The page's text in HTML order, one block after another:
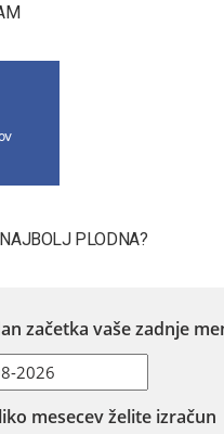
PLODNA?
začetka vaše zadnje
mesecev želite izračun